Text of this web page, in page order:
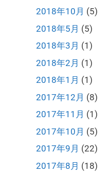
2018年10月 (5)
2018年5月 (5)
2018年3月 (1)
2018年2月 (1)
2018年1月 (1)
2017年12月 (8)
2017年11月 (1)
2017年10月 (5)
2017年9月 (22)
2017年8月 (18)